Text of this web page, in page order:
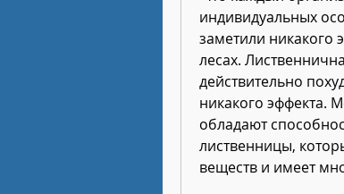
индивидуальных
заметили никакого
лесах.
действительно
никакого эффекта.
обладают
лиственницы,
веществ и имеет